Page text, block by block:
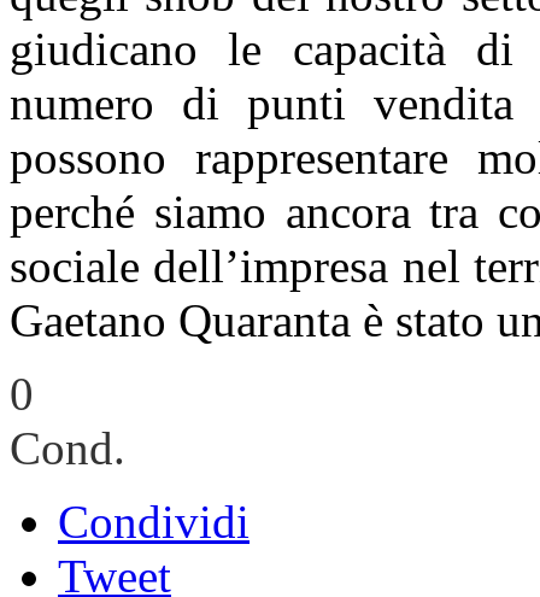
giudicano le capacità
numero di punti vendita
possono rappresentare
perché siamo ancora tra
sociale dell’impresa nel
Gaetano Quaranta è stato
0
Cond.
Condividi
Tweet